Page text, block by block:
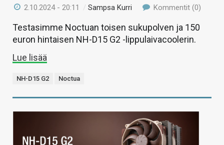
2.10.2024 - 20:11 /Sampsa Kurri Kommentit (0)
Testasimme Noctuan toisen sukupolven ja 150
euron hintaisen NH-D15 G2 -lippulaivacoolerin.
Lue lisää
NH-D15 G2 Noctua